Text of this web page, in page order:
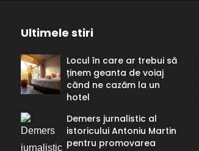
Ultimele stiri
Locul în care ar trebui să
ținem geanta de voiaj
când ne cazăm la un
hotel
Demers jurnalistic al
istoricului Antoniu Martin
pentru promovarea